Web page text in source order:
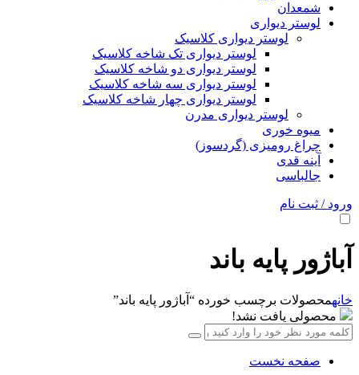
شمعدان
لوستر دیواری
لوستر دیواری کلاسیک
لوستر دیواری تک شاخه کلاسیک
لوستر دیواری دو شاخه کلاسیک
لوستر دیواری سه شاخه کلاسیک
لوستر دیواری چهار شاخه کلاسیک
لوستر دیواری مدرن
میوه خوری
چراغ رومیزی (گردسوز)
آینه قدی
جالباسی
ورود / ثبت نام
آباژور پایه باند
خانهمحصولات برچسب خورده “آباژور پایه باند”
محصولی یافت نشد!
صفحه نخست